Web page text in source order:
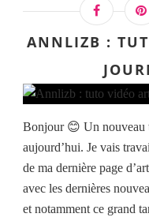
ANNLIZB :
Bonjour 😊 Un nouveau
aujourd’hui. Je vais
de ma dernière page
avec les dernières
et notamment ce grand